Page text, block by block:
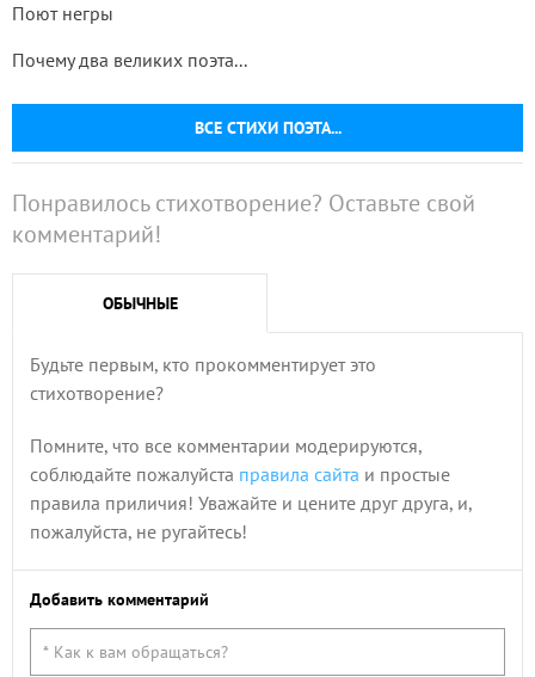
ВСЕ СТИХИ ПОЭТА...
Поют негры
Почему два великих поэта...
Понравилось стихотворение? Оставьте свой
комментарий!
ОБЫЧНЫЕ
Будьте первым, кто прокомментирует это
стихотворение?
Помните, что все комментарии модерируются,
соблюдайте пожалуйста правила сайта и простые
правила приличия! Уважайте и цените друг друга, и,
пожалуйста, не ругайтесь!
Добавить комментарий